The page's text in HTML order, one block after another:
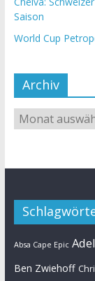
Saison
World Cup
Archiv
Absa Cape Epic
Ben Zwiehoff